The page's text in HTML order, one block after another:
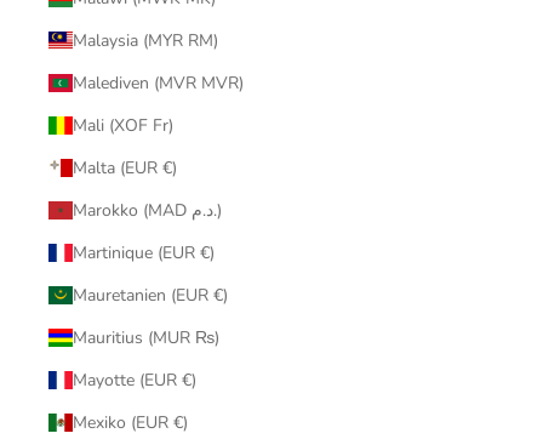
Malaysia (MYR RM)
Malediven (MVR MVR)
Mali (XOF Fr)
Malta (EUR €)
Marokko (MAD د.م.)
Martinique (EUR €)
Mauretanien (EUR €)
Mauritius (MUR ₨)
Mayotte (EUR €)
Mexiko (EUR €)